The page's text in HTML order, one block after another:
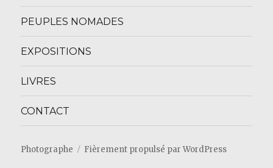
PEUPLES NOMADES
EXPOSITIONS
LIVRES
CONTACT
Photographe Fièrement propulsé par WordPress